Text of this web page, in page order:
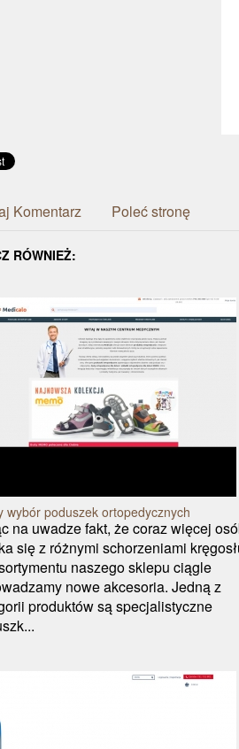
Komentarz Poleć stronę
RÓWNIEŻ:
wybór poduszek ortopedycznych
na uwadze fakt, że coraz więcej
się z różnymi schorzeniami
naszego sklepu ciągle
nowe akcesoria. Jedną z
produktów są specjalistyczne